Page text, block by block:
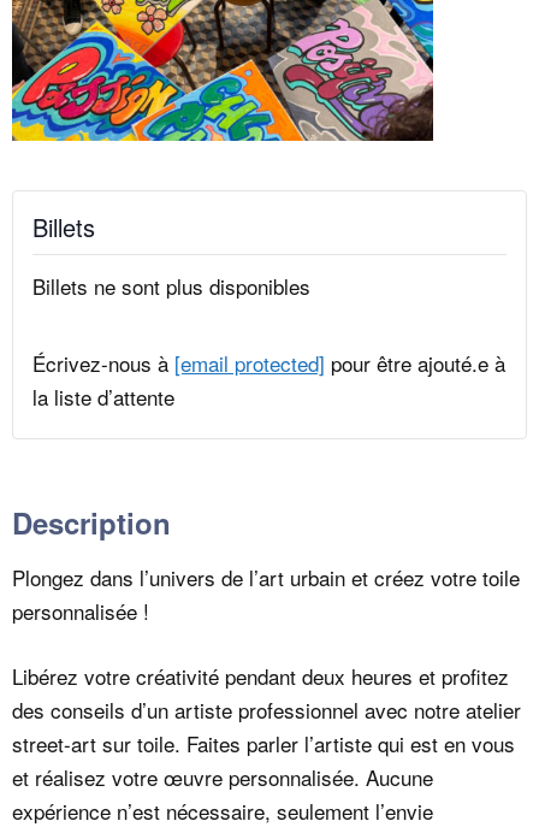
Billets
Billets ne sont plus disponibles
Écrivez-nous à [email protected] pour être ajouté.e à
la liste d’attente
Description
Plongez dans l’univers de l’art urbain et créez votre toile
personnalisée !
Libérez votre créativité pendant deux heures et profitez
des conseils d’un artiste professionnel avec notre atelier
street-art sur toile. Faites parler l’artiste qui est en vous
et réalisez votre œuvre personnalisée. Aucune
expérience n’est nécessaire, seulement l’envie